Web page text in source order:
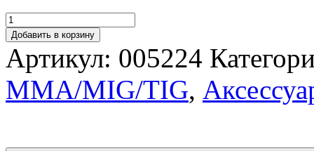
Добавить в корзину
Артикул: 005224
MMA/MIG/TIG,